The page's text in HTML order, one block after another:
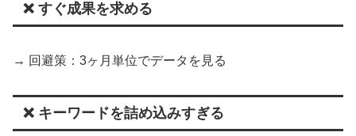
❌ すぐ成果を求める
→ 回避策：3ヶ月単位でデータを見る
❌ キーワードを詰め込みすぎる